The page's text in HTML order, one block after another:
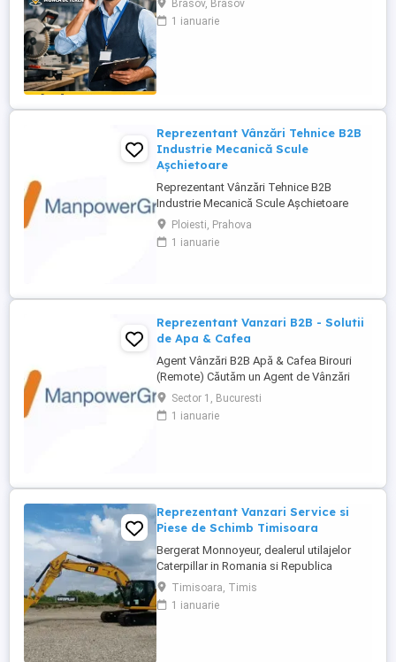
Vânzări Soluții Tehnice, orientat către
rezultate, cu experiență în vânzări B2B și
Brasov, Brasov
1 ianuarie
Reprezentant Vânzări Tehnice B2B
Industrie Mecanică Scule
Așchietoare
Reprezentant Vânzări Tehnice B2B
Industrie Mecanică Scule Așchietoare
Companie specializată în importul și
distribuția de scule așchietoare și
echipamente industriale din Europa,
Reprezentanți de Vânzări Tehnice pentru
Ploiesti, Prahova
1 ianuarie
Reprezentant Vanzari B2B - Solutii
de Apa & Cafea
Agent Vânzări B2B Apă & Cafea Birouri
(Remote) Căutăm un Agent de Vânzări
B2B motivat, orientat spre rezultate, pentru
promovarea soluțiilor de apă și cafea
dedicate mediului office. Zonă
Sector 1, Bucuresti
1 ianuarie
Reprezentant Vanzari Service si
Piese de Schimb Timisoara
Bergerat Monnoyeur, dealerul utilajelor
Caterpillar in Romania si Republica
Moldova, angajeaza Reprezentant Vanzari
Service si Piese de Schimb, pentru divizia
de utilaje. Cerinte: Studii superioare în
Timisoara, Timis
1 ianuarie